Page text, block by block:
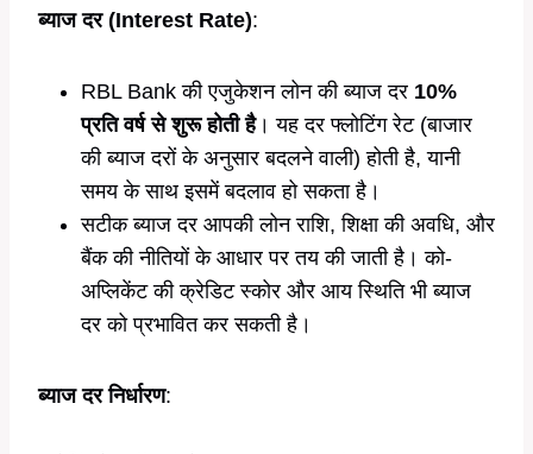
ब्याज दर (Interest Rate):
RBL Bank की एजुकेशन लोन की ब्याज दर 10%
प्रति वर्ष से शुरू होती है। यह दर फ्लोटिंग रेट (बाजार
की ब्याज दरों के अनुसार बदलने वाली) होती है, यानी
समय के साथ इसमें बदलाव हो सकता है।
सटीक ब्याज दर आपकी लोन राशि, शिक्षा की अवधि, और
बैंक की नीतियों के आधार पर तय की जाती है। को-
अप्लिकेंट की क्रेडिट स्कोर और आय स्थिति भी ब्याज
दर को प्रभावित कर सकती है।
ब्याज दर निर्धारण: